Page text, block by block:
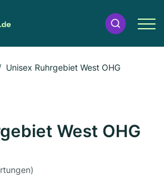
Unisex Ruhrgebiet West OHG
West OHG